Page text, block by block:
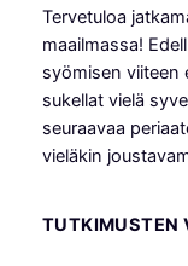
Tervetuloa
maailmassa!
syömisen viiteen
sukellat vielä
seuraavaa
vieläkin
TUTKIMUSTEN